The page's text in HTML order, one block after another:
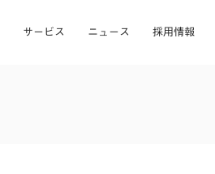
サービス ニュース 採用情報